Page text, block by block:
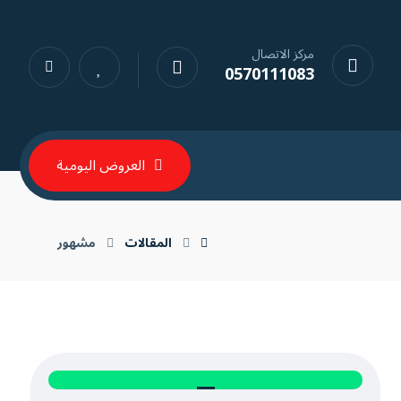
مركز الاتصال
0570111083
العروض اليومية
المقالات مشهور